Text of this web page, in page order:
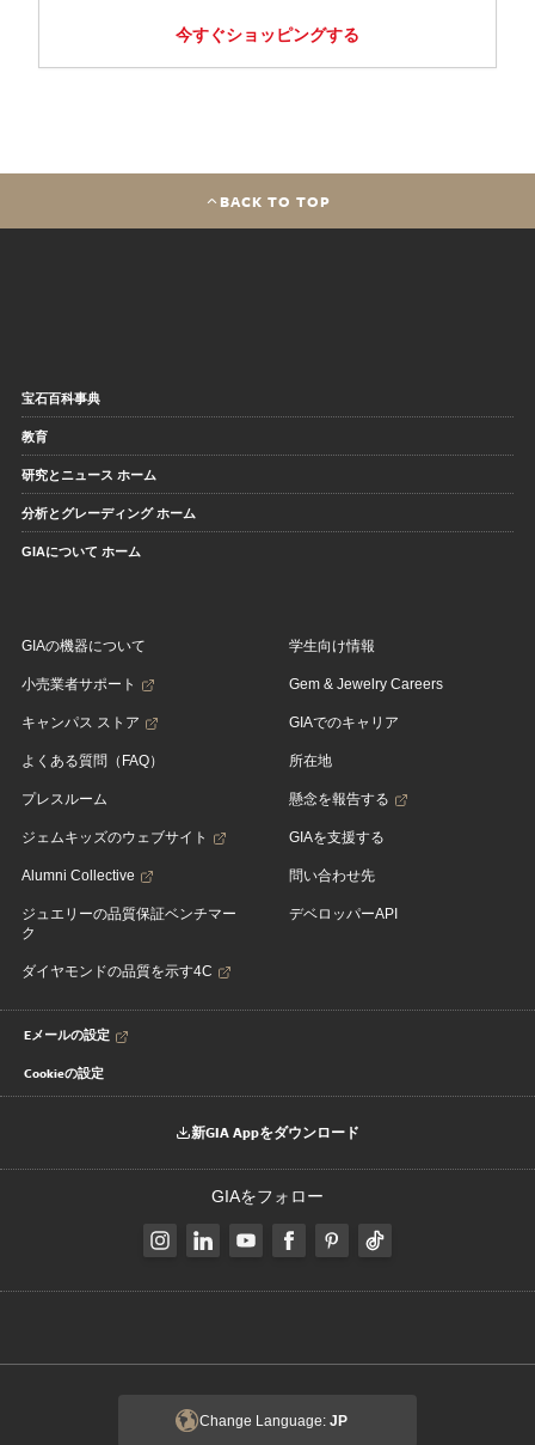
今すぐショッピングする
BACK TO TOP
宝石百科事典
教育
研究とニュース ホーム
分析とグレーディング ホーム
GIAについて ホーム
GIAの機器について
小売業者サポート
キャンパス ストア
よくある質問（FAQ）
プレスルーム
ジェムキッズのウェブサイト
Alumni Collective
ジュエリーの品質保証ベンチマー
ク
ダイヤモンドの品質を示す4C
学生向け情報
Gem & Jewelry Careers
GIAでのキャリア
所在地
懸念を報告する
GIAを支援する
問い合わせ先
デベロッパーAPI
Eメールの設定
Cookieの設定
新GIA Appをダウンロード
GIAをフォロー
Change Language: JP